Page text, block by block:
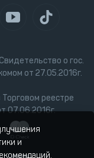
о гос.
от 27.05.2016г.
реестре
07.06.2016г.
и